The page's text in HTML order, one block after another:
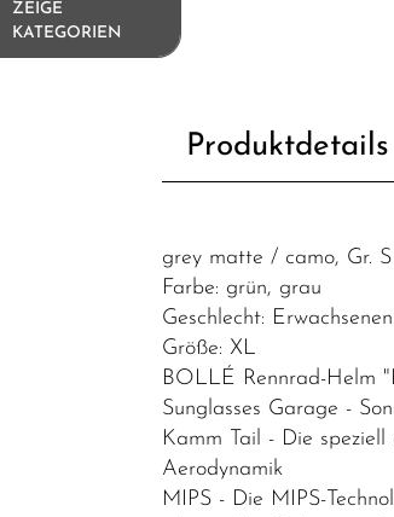
ZEIGE
KATEGORIEN
Ersatzteile/Fahrradersatzteile
Fahrradanhänger
Packtaschen/Körbe
Produktdetails
grey matte / camo, Gr.
Farbe: grün, grau
Geschlecht: Erwachsenen
Größe: XL
BOLLÉ Rennrad-Helm
Sunglasses Garage -
Kamm Tail - Die
Aerodynamik
MIPS - Die MIPS-